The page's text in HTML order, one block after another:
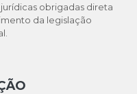
de energia de Itaipu
Caribe
obrigadas direta
da legislação